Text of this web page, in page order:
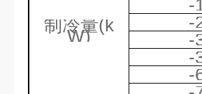
制冷量(k
W)
-
-
-
-
-